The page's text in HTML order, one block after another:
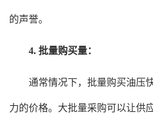
的声誉。
4. 批量购买量：
通常情况下，批量购买油压
力的价格。大批量采购可以让供